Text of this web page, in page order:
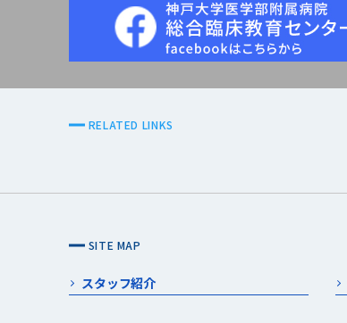
RELATED LINKS
SITE MAP
スタッフ紹介